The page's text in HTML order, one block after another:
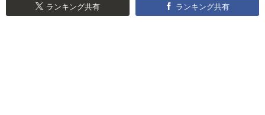
ランキング共有 ランキング共有